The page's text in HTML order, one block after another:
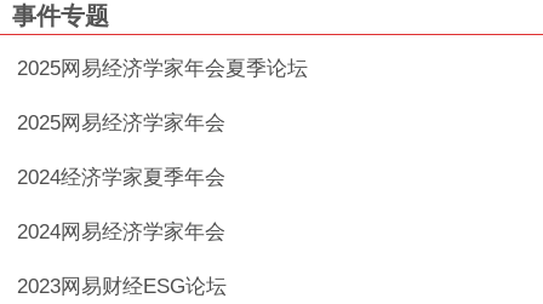
事件专题
2025网易经济学家年会夏季论坛
2025网易经济学家年会
2024经济学家夏季年会
2024网易经济学家年会
2023网易财经ESG论坛